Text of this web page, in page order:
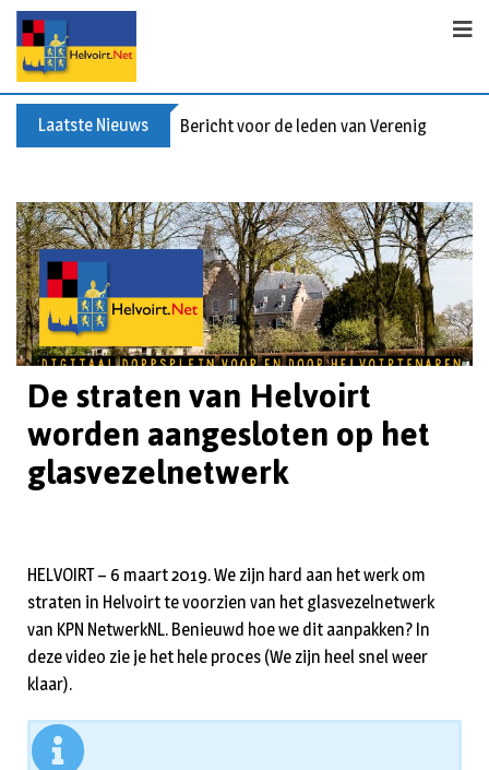
Laatste Nieuws Bericht voor de leden van Vereniging 55+
De straten van Helvoirt
worden aangesloten op het
glasvezelnetwerk
HELVOIRT – 6 maart 2019. We zijn hard aan het werk om
straten in Helvoirt te voorzien van het glasvezelnetwerk
van KPN NetwerkNL. Benieuwd hoe we dit aanpakken? In
deze video zie je het hele proces (We zijn heel snel weer
klaar).